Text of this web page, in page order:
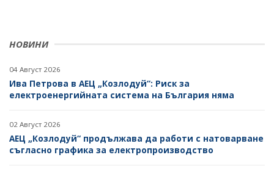
НОВИНИ
04 Август 2026
Ива Петрова в АЕЦ „Козлодуй“: Риск за
електроенергийната система на България няма
02 Август 2026
АЕЦ „Козлодуй“ продължава да работи с натоварване
съгласно графика за електропроизводство